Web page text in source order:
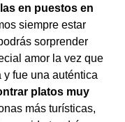
en puestos en
siempre estar
sorprender
amor la vez que
fue una auténtica
platos muy
más turísticas,